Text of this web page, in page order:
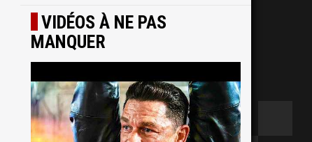
VIDÉOS À NE PAS
MANQUER